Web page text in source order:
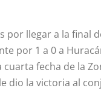
llegar a la final
por 1 a 0 a
fecha de la
dio la victoria al